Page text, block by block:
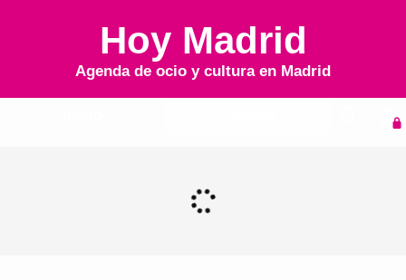
Hoy Madrid
Agenda de ocio y cultura en Madrid